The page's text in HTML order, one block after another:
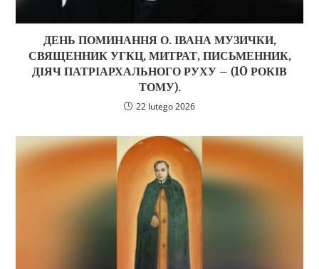
ДЕНЬ ПОМИНАННЯ О. ІВАНА МУЗИЧКИ,
СВЯЩЕННИК УГКЦ, МИТРАТ, ПИСЬМЕННИК,
ДІЯЧ ПАТРІАРХАЛЬНОГО РУХУ – (10 РОКІВ
ТОМУ).
22 lutego 2026